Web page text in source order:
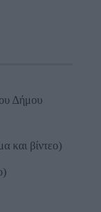
Δήμου
και βίντεο)